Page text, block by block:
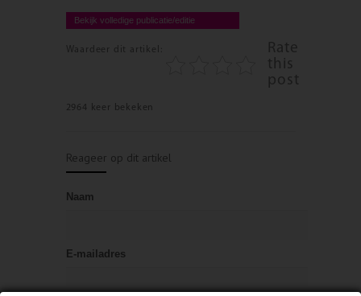
Bekijk volledige publicatie/editie
Waardeer dit artikel:
Rate
this
post
2964 keer bekeken
Reageer op dit artikel
Naam
E-mailadres